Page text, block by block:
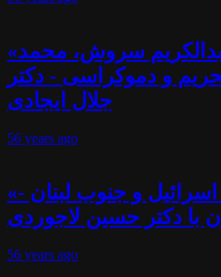
«انتخابات» ایران، عبدالکریم سروش، محمد
و دموکراسی - دکتر
جلال ایجادی
56 years ago
«انتخابات»، توماج، اسرائیل و جنوب لبنان -
با دکتر حسین لاجوردی
56 years ago